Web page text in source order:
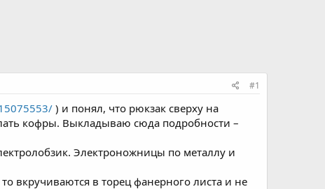
#1
) и понял, что рюкзак сверху на
кофры. Выкладываю сюда подробности –
Электроножницы по металлу и
вкручиваются в торец фанерного листа и не